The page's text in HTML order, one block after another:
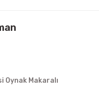
Oynak Makaralı